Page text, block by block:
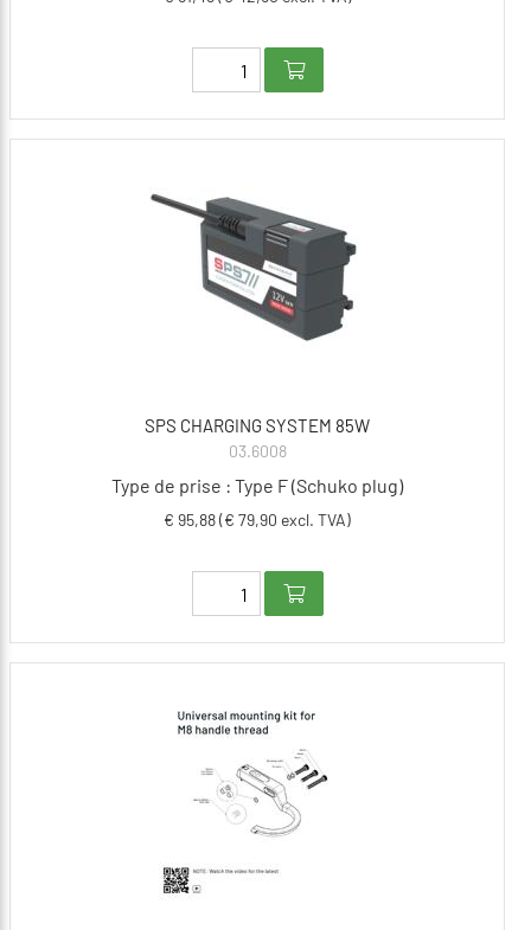
SPS CHARGING SYSTEM 85W
03.6008
Type de prise : Type F (Schuko plug)
€ 95,88 (€ 79,90 excl. TVA)